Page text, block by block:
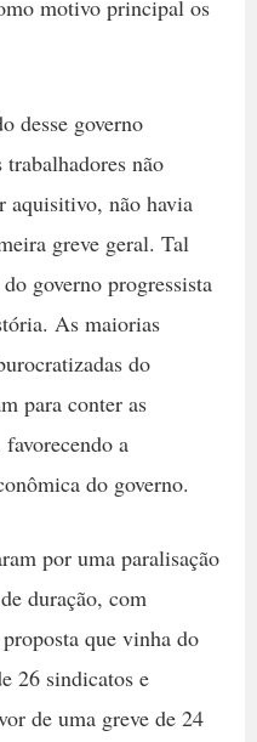
motivo principal os
desse governo
trabalhadores não
aquisitivo, não havia
greve geral. Tal
governo progressista
As maiorias
do
para conter as
a
do governo.
por uma paralisação
duração, com
que vinha do
26 sindicatos e
de uma greve de 24